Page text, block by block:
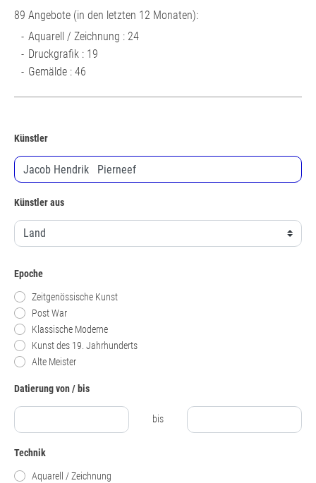
89 Angebote (in den letzten 12 Monaten):
Aquarell / Zeichnung : 24
Druckgrafik : 19
Gemälde : 46
Künstler
Künstler aus
Epoche
Zeitgenössische Kunst
Post War
Klassische Moderne
Kunst des 19. Jahrhunderts
Alte Meister
Datierung von / bis
bis
Technik
Aquarell / Zeichnung